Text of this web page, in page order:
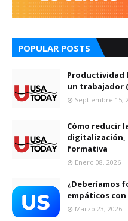
POPULAR POSTS
Productividad
un trabajador
Septiembre 15,
Cómo reducir
digitalización,
formativa
Enero 08, 2026
¿Deberíamos
empáticos con
Marzo 23, 2026